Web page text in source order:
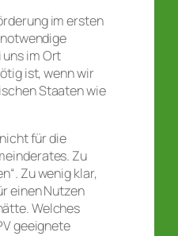
im ersten
im Ort
ist, wenn wir
Staaten wie
für die
Zu
Zu wenig klar,
einen Nutzen
Welches
geeignete